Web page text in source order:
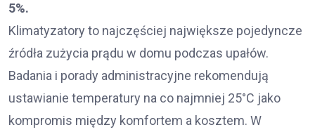
5%.
Klimatyzatory to najczęściej największe pojedyncze
źródła zużycia prądu w domu podczas upałów.
Badania i porady administracyjne rekomendują
ustawianie temperatury na co najmniej 25°C jako
kompromis między komfortem a kosztem. W